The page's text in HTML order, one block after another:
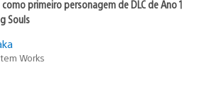
primeiro personagem de DLC de Ano 1
Souls
Works